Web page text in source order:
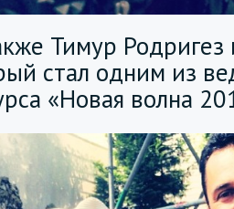
Тимур
стал одним из
«Новая волна